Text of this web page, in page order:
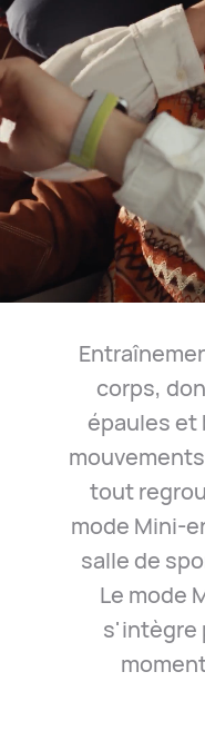
corps,
épaules et
tout
mode Mini-
salle de
Le mode
s'intègre